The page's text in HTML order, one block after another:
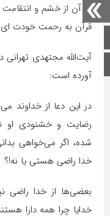
اینستاگرام
در آن از خشم و انتقامت
قرآن به رحمت خودت ای
آیت‌الله مجتهدی
آورده است:
در این دعا از خداوند
رضایت و خشنودی او
شده، اگر می‌خواهی
خدا راضی هستی یا نه!؟
بعضی‌ها از خدا راضی
خدایا چرا همه دارا